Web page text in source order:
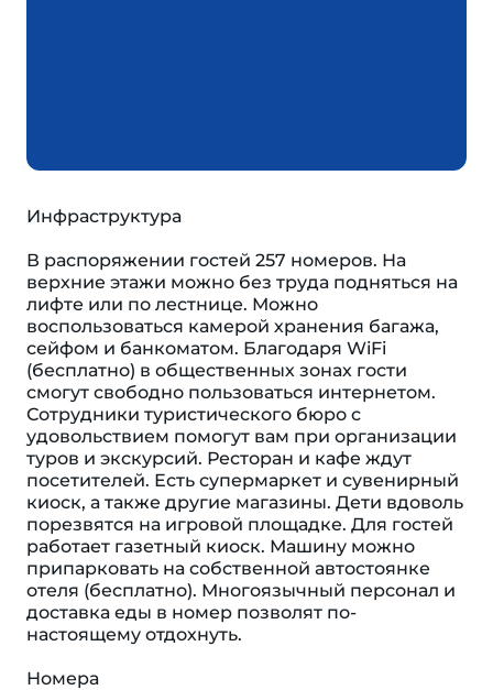
Инфраструктура
В распоряжении гостей 257 номеров. На
верхние этажи можно без труда подняться на
лифте или по лестнице. Можно
воспользоваться камерой хранения багажа,
сейфом и банкоматом. Благодаря WiFi
(бесплатно) в общественных зонах гости
смогут свободно пользоваться интернетом.
Сотрудники туристического бюро с
удовольствием помогут вам при организации
туров и экскурсий. Ресторан и кафе ждут
посетителей. Есть супермаркет и сувенирный
киоск, а также другие магазины. Дети вдоволь
порезвятся на игровой площадке. Для гостей
работает газетный киоск. Машину можно
припарковать на собственной автостоянке
отеля (бесплатно). Многоязычный персонал и
доставка еды в номер позволят по-
настоящему отдохнуть.
Номера